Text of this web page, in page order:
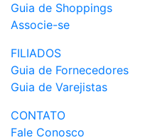
Guia de Shoppings
Associe-se
FILIADOS
Guia de Fornecedores
Guia de Varejistas
CONTATO
Fale Conosco